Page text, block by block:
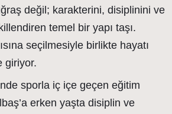
değil; karakterini, disiplinini ve
temel bir yapı taşı.
seçilmesiyle birlikte hayatı
giriyor.
sporla iç içe geçen eğitim
erken yaşta disiplin ve